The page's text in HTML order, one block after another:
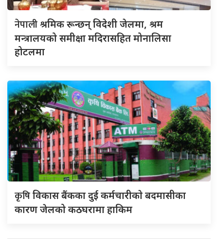
नेपालीश्रमिक रून्छन् विदेशी जेलमा, श्रम
मन्त्रालयको समीक्षा मदिरासहित मोनालिसा
होटलमा
कृषिविकास बैंकका दुई कर्मचारीकाे बदमासीका
कारण जेलको कठघरामा हाकिम